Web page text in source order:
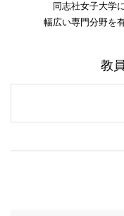
同志社女子大学
幅広い専門分野を
教